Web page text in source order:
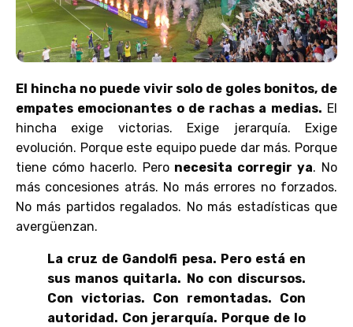
El hincha no puede vivir solo de goles bonitos, de
empates emocionantes o de rachas a medias. El
hincha exige victorias. Exige jerarquía. Exige
evolución. Porque este equipo puede dar más. Porque
tiene cómo hacerlo. Pero necesita corregir ya. No
más concesiones atrás. No más errores no forzados.
No más partidos regalados. No más estadísticas que
avergüenzan.
La cruz de Gandolfi pesa. Pero está en
sus manos quitarla. No con discursos.
Con victorias. Con remontadas. Con
autoridad. Con jerarquía. Porque de lo